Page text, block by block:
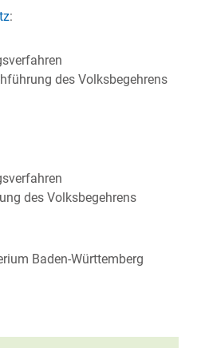
:
des Volksbegehrens
des Volksbegehrens
Baden-Württemberg